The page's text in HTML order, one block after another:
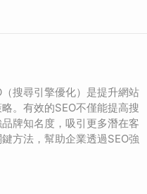
搜尋引擎優化）是提升網站
。有效的SEO不僅能提高搜
牌知名度，吸引更多潛在客
方法，幫助企業透過SEO強